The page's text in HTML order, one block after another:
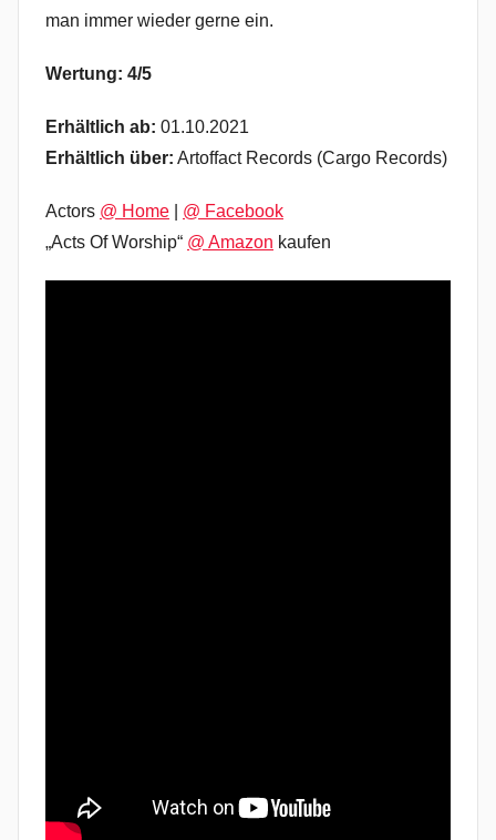
man immer wieder gerne ein.
Wertung: 4/5
Erhältlich ab: 01.10.2021
Erhältlich über: Artoffact Records (Cargo Records)
Actors @ Home
@ Facebook
„Acts Of Worship“ @ Amazon kaufen